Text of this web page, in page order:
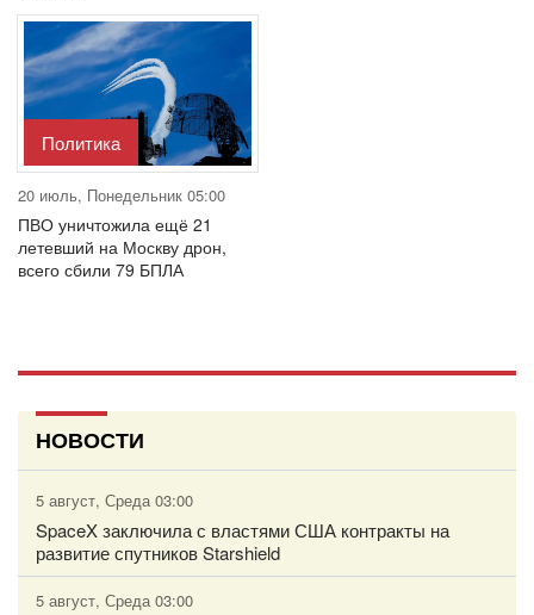
Политика
20 июль, Понедельник 05:00
ПВО уничтожила ещё 21
летевший на Москву дрон,
всего сбили 79 БПЛА
НОВОСТИ
5 август, Среда 03:00
SpaceX заключила с властями США контракты на
развитие спутников Starshield
5 август, Среда 03:00